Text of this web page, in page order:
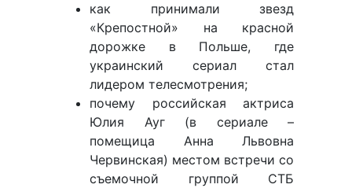
как принимали звезд
«Крепостной» на красной
дорожке в Польше, где
украинский сериал стал
лидером телесмотрения;
почему российская актриса
Юлия Ауг (в сериале –
помещица Анна Львовна
Червинская) местом встречи со
съемочной группой СТБ